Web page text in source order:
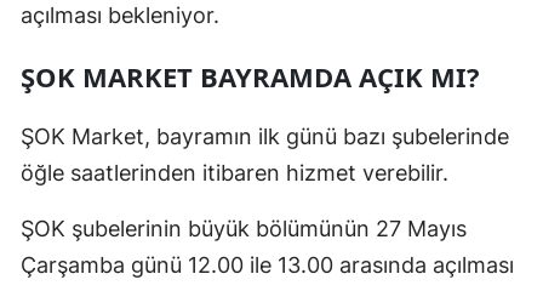
açılması bekleniyor.
ŞOK MARKET BAYRAMDA AÇIK MI?
ŞOK Market, bayramın ilk günü bazı şubelerinde
öğle saatlerinden itibaren hizmet verebilir.
ŞOK şubelerinin büyük bölümünün 27 Mayıs
Çarşamba günü 12.00 ile 13.00 arasında açılması